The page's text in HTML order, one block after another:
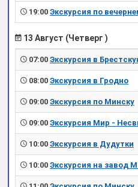
19:00 Экскурсия по
13 Август (Четверг )
07:00 Экскурсия в
08:00 Экскурсия в Гродно
09:00 Экскурсия по Минску
09:00 Экскурсия Мир -
10:00 Экскурсия в Дудутки
10:00 Экскурсия на завод